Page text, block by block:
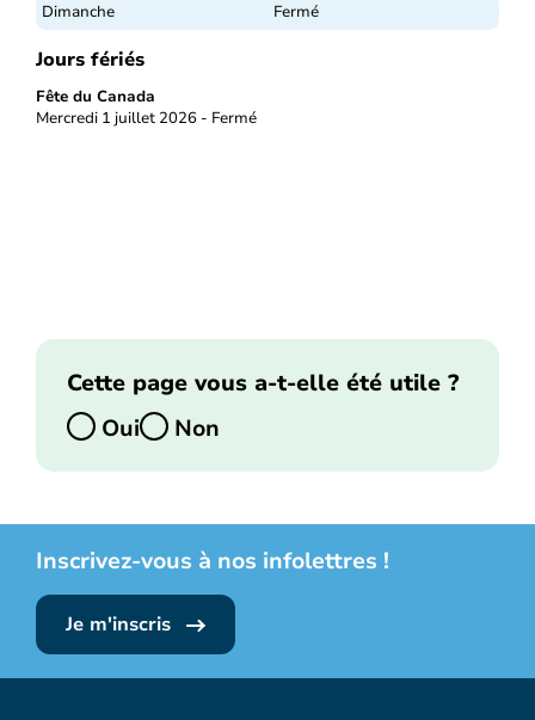
Dimanche
Fermé
Jours fériés
Fête du Canada
Mercredi 1 juillet 2026 - Fermé
Cette page vous a-t-elle été utile ?
Oui
Non
Inscrivez-vous à nos infolettres !
Je m'inscris